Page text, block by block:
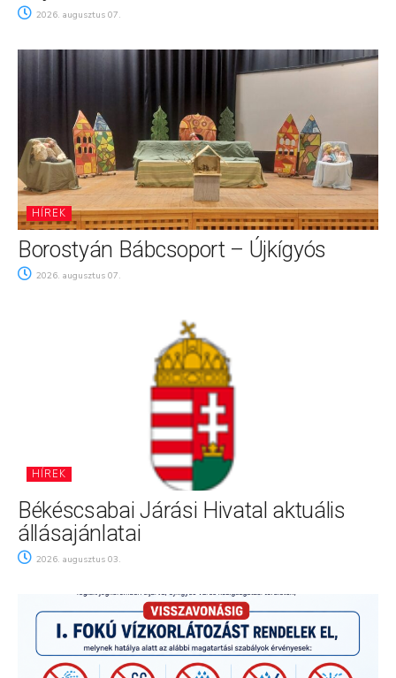
2026. augusztus 07.
HÍREK
Borostyán Bábcsoport – Újkígyós
2026. augusztus 07.
HÍREK
Békéscsabai Járási Hivatal aktuális
állásajánlatai
2026. augusztus 03.